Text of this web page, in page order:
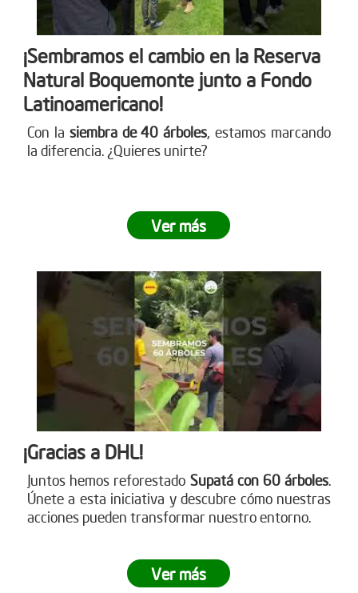
¡Sembramos el cambio en la Reserva
Natural Boquemonte junto a Fondo
Latinoamericano!
Con la siembra de 40 árboles, estamos marcando
la diferencia. ¿Quieres unirte?
Ver más
¡Gracias a DHL!
Juntos hemos reforestado Supatá con 60 árboles.
Únete a esta iniciativa y descubre cómo nuestras
acciones pueden transformar nuestro entorno.
Ver más